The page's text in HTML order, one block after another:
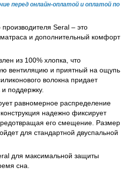
перед онлайн-оплатой и оплатой по
производителя Seral – это
и дополнительный комфорт
из 100% хлопка, что
вентиляцию и приятный на ощупь
волокна придает
поддержку.
равномерное распределение
надежно фиксирует
его смещение. Размер
для стандартной двуспальной
для максимальной защиты
сна.